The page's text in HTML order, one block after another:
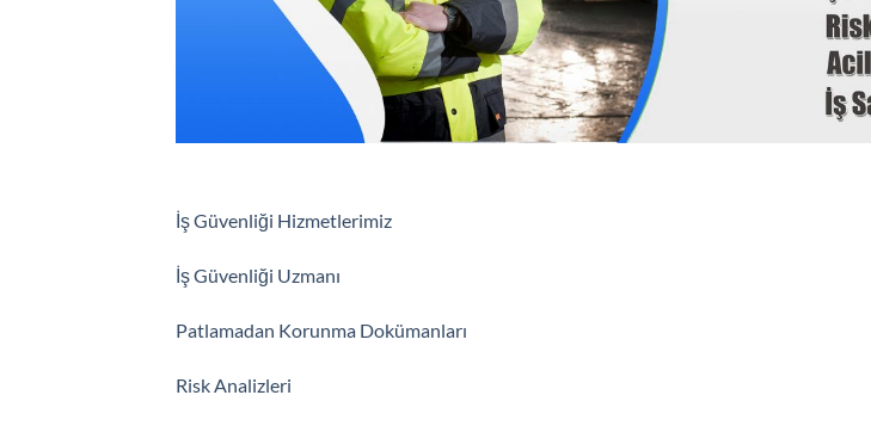
İş Güvenliği Hizmetlerimiz
İş Güvenliği Uzmanı
Patlamadan Korunma Dokümanları
Risk Analizleri